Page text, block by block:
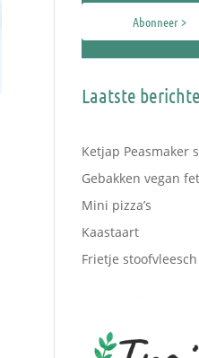
Abonneer >
Laatste
Ketjap Peasmaker
Gebakken vegan
Mini pizza’s
Kaastaart
Frietje stoofvleesch